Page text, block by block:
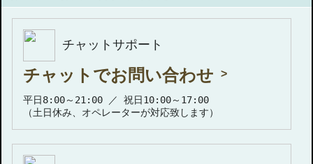
チャットサポート
チャットでお問い合わせ
平日8:00～21:00 ／ 祝日10:00～17:00
（土日休み、オペレーターが対応致します）